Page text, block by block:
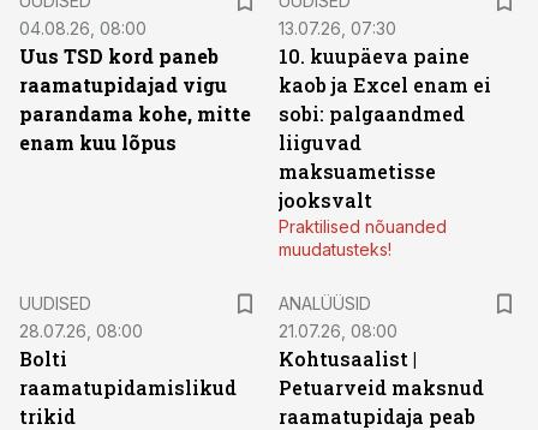
04.08.26, 08:00
Uus TSD kord paneb
raamatupidajad vigu
parandama kohe, mitte
enam kuu lõpus
13.07.26, 07:30
10. kuupäeva paine
kaob ja Excel enam ei
sobi: palgaandmed
liiguvad
maksuametisse
jooksvalt
Praktilised nõuanded
muudatusteks!
UUDISED
28.07.26, 08:00
Bolti
raamatupidamislikud
trikid
ANALÜÜSID
21.07.26, 08:00
Kohtusaalist |
Petuarveid maksnud
raamatupidaja peab